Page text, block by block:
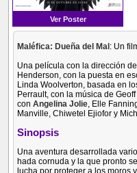
Ver Poster
Maléfica: Dueña del Mal : Un
Una película con la dirección
Henderson, con la puesta en
Linda Woolverton, basada en
Perrault, con la música de
con Angelina Jolie, Elle
Manville, Chiwetel Ejiofor y
Sinopsis
Una aventura desarrollada
hada cornuda y la que pronto
lucha por proteger a los moros